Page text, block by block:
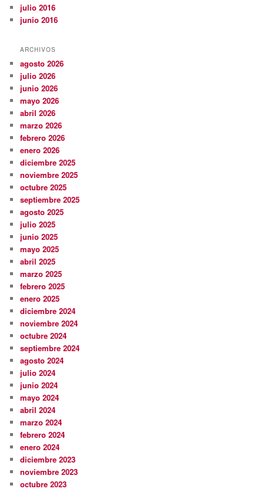
julio 2016
junio 2016
ARCHIVOS
agosto 2026
julio 2026
junio 2026
mayo 2026
abril 2026
marzo 2026
febrero 2026
enero 2026
diciembre 2025
noviembre 2025
octubre 2025
septiembre 2025
agosto 2025
julio 2025
junio 2025
mayo 2025
abril 2025
marzo 2025
febrero 2025
enero 2025
diciembre 2024
noviembre 2024
octubre 2024
septiembre 2024
agosto 2024
julio 2024
junio 2024
mayo 2024
abril 2024
marzo 2024
febrero 2024
enero 2024
diciembre 2023
noviembre 2023
octubre 2023